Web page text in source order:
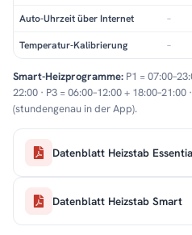
Auto-Uhrzeit über Internet –
Temperatur-Kalibrierung –
Smart-Heizprogramme: P1 =
22:00 · P3 = 06:00–12:00 +
(stundengenau in der App).
Datenblatt Heizstab
Datenblatt Heizstab Smart